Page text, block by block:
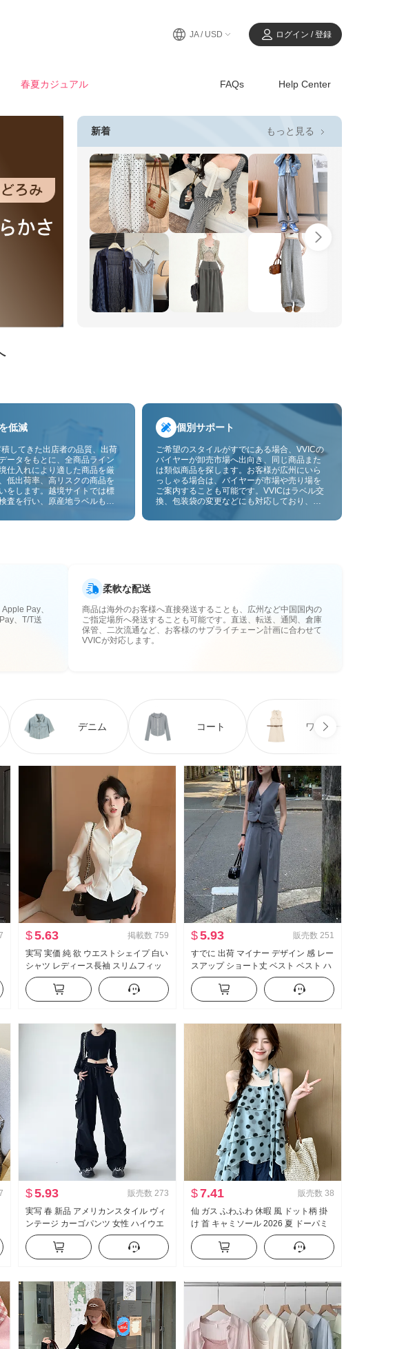
JA / USD ログイン / 登録
春夏カジュアル FAQs Help Center
新着 もっと見る 
低減
してきた出店者の品質、出荷
ータをもとに、全商品ライン
仕入れにより適した商品を厳
低出荷率、高リスクの商品を
をします。越境サイトでは標
査を行い、原産地ラベルも貼
らに抑えます。
個別サポート
ご希望のスタイルがすでにある場合、VVICの
バイヤーが卸売市場へ出向き、同じ商品また
は類似商品を探します。お客様が広州にいら
っしゃる場合は、バイヤーが市場や売り場を
ご案内することも可能です。VVICはラベル交
換、包装袋の変更などにも対応しており、今
にも対応予定です。仕入れをお客様のビジネ
Pay、
、T/T送
柔軟な配送
商品は海外のお客様へ直接発送することも、広州など中国国内の
ご指定場所へ発送することも可能です。直送、転送、通関、倉庫
保管、二次流通など、お客様のサプライチェーン計画に合わせて
VVICが対応します。
デニム コート ワンピース
$5.63 掲載数 759
実写 実価 純 欲 ウエストシェイプ 白い
シャツ レディース長袖 スリムフィッ
ト セクシー タイトフィット シャツ ol
制服 キャリア 作業服
$5.93 販売数 251
すでに 出荷 マイナー デザイン 感 レー
スアップ ショート丈 ベスト ベスト ハ
イウエスト 垂 感 ワイド 脚 カジュアル
パンツ セットアップ
$5.93 販売数 273
実写 春 新品 アメリカンスタイル ヴィ
ンテージ カーゴパンツ 女性 ハイウエ
スト ワイドパンツ カジュアル ルーズ
フィット スリム効果 スリム効果 スポ
ーツパンツ
$7.41 販売数 38
仙 ガス ふわふわ 休暇 風 ドット柄 掛
け 首 キャミソール 2026 夏 ドーパミ
ン ケーキ ポンポン ベビーシャツ トッ
プス